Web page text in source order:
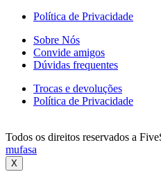
Política de Privacidade
Sobre Nós
Convide amigos
Dúvidas frequentes
Trocas e devoluções
Política de Privacidade
Todos os direitos reservados a
mufasa
X